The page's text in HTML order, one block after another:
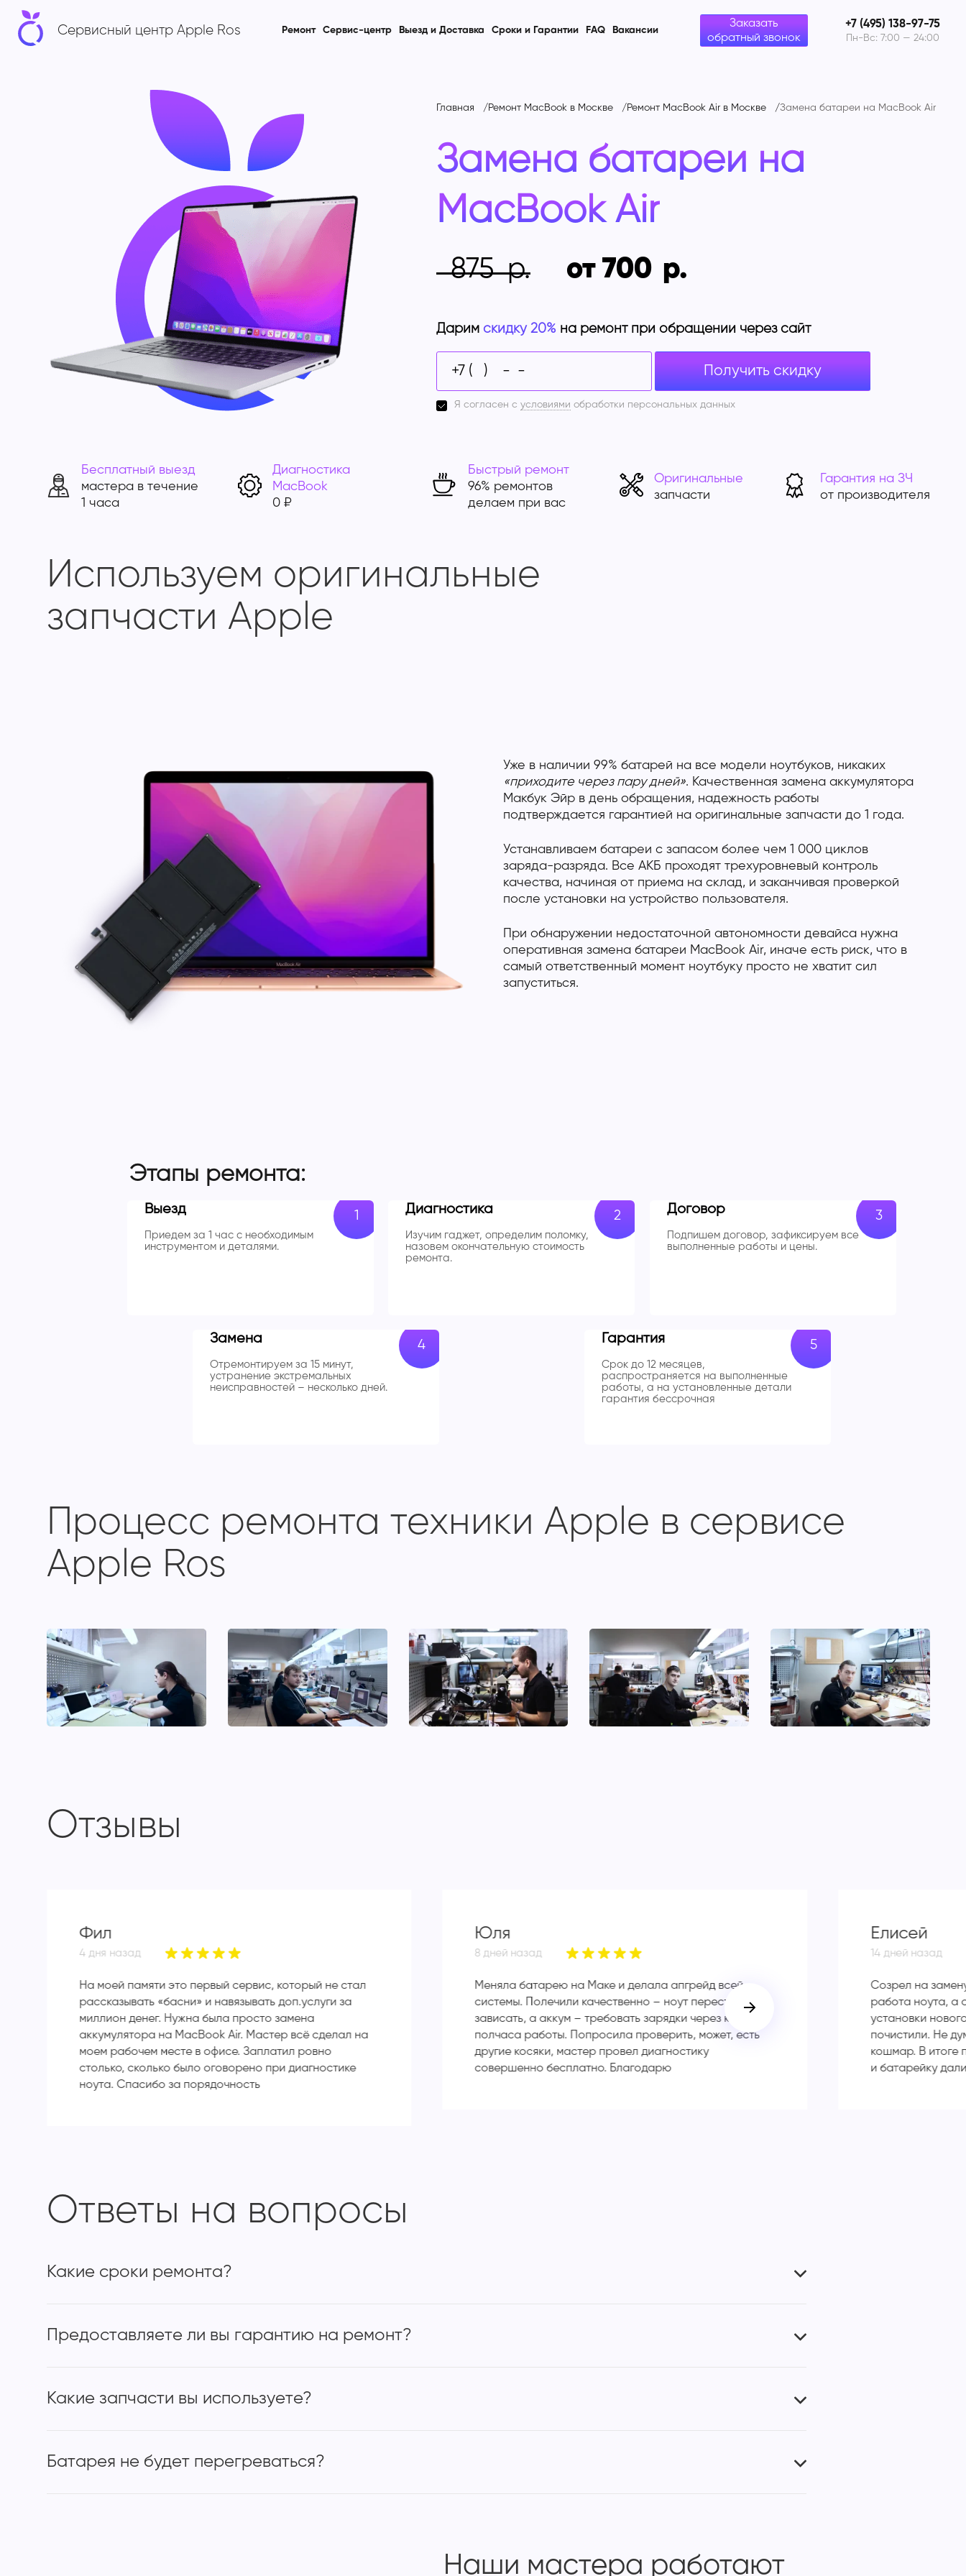
Сервисный центр Apple Ros Ремонт Сервис-центр Выезд и Доставка Сроки и Гарантии FAQ Вакансии
Заказать
обратный звонок
+7 (495) 138-97-75
Пн-Вс: 7:00 — 24:00
Главная Ремонт MacBook в Москве Ремонт MacBook Air в Москве Замена батареи на MacBook Air
Замена батареи на
MacBook Air
875 от 700
Дарим скидку 20% на ремонт при обращении через сайт
Получить скидку
Я согласен с условиями обработки персональных данных
Бесплатный выезд
мастера в течение
1 часа
Диагностика
MacBook
0 ₽
Быстрый ремонт
96% ремонтов
делаем при вас
Оригинальные
запчасти
Гарантия на ЗЧ
от производителя
Используем оригинальные
запчасти Apple
Уже в наличии 99% батарей на все модели ноутбуков, никаких
«приходите через пару дней». Качественная замена аккумулятора
Макбук Эйр в день обращения, надежность работы
подтверждается гарантией на оригинальные запчасти до 1 года.
Устанавливаем батареи с запасом более чем 1 000 циклов
заряда-разряда. Все АКБ проходят трехуровневый контроль
качества, начиная от приема на склад, и заканчивая проверкой
после установки на устройство пользователя.
При обнаружении недостаточной автономности девайса нужна
оперативная замена батареи MacBook Air, иначе есть риск, что в
самый ответственный момент ноутбуку просто не хватит сил
запуститься.
Этапы ремонта:
Выезд
Приедем за 1 час с необходимым
инструментом и деталями.
Диагностика
Изучим гаджет, определим поломку,
назовем окончательную стоимость
ремонта.
Договор
Подпишем договор, зафиксируем все
выполненные работы и цены.
Замена
Отремонтируем за 15 минут,
устранение экстремальных
неисправностей – несколько дней.
Гарантия
Срок до 12 месяцев,
распространяется на выполненные
работы, а на установленные детали
гарантия бессрочная
Процесс ремонта техники Apple в сервисе
Apple Ros
Отзывы
Фил
4 дня назад
На моей памяти это первый сервис, который не стал
рассказывать «басни» и навязывать доп.услуги за
миллион денег. Нужна была просто замена
аккумулятора на MacBook Air. Мастер всё сделал на
моем рабочем месте в офисе. Заплатил ровно
столько, сколько было оговорено при диагностике
ноута. Спасибо за порядочность
Юля
8 дней назад
Меняла батарею на Маке и делала апгрейд всей
системы. Полечили качественно – ноут перестал
зависать, а аккум – требовать зарядки через каждые
полчаса работы. Попросила проверить, может, есть
другие косяки, мастер провел диагностику
совершенно бесплатно. Благодарю
Елисей
14 дней назад
Созрел на
работа ноута, а
установки
почистили. Не
кошмар. В итоге
и батарейку
Ответы на вопросы
Какие сроки ремонта?
Предоставляете ли вы гарантию на ремонт?
Какие запчасти вы используете?
Батарея не будет перегреваться?
Наши мастера работают